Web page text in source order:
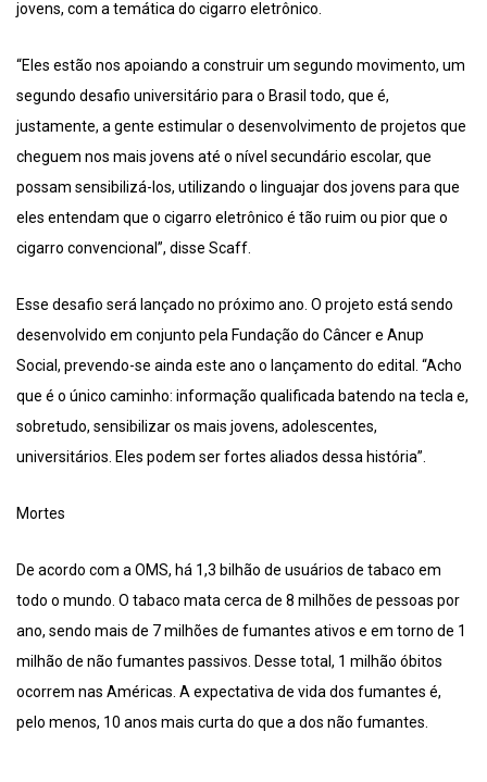
jovens, com a temática do cigarro eletrônico.
“Eles estão nos apoiando a construir um segundo movimento, um
segundo desafio universitário para o Brasil todo, que é,
justamente, a gente estimular o desenvolvimento de projetos que
cheguem nos mais jovens até o nível secundário escolar, que
possam sensibilizá-los, utilizando o linguajar dos jovens para que
eles entendam que o cigarro eletrônico é tão ruim ou pior que o
cigarro convencional”, disse Scaff.
Esse desafio será lançado no próximo ano. O projeto está sendo
desenvolvido em conjunto pela Fundação do Câncer e Anup
Social, prevendo-se ainda este ano o lançamento do edital. “Acho
que é o único caminho: informação qualificada batendo na tecla e,
sobretudo, sensibilizar os mais jovens, adolescentes,
universitários. Eles podem ser fortes aliados dessa história”.
Mortes
De acordo com a OMS, há 1,3 bilhão de usuários de tabaco em
todo o mundo. O tabaco mata cerca de 8 milhões de pessoas por
ano, sendo mais de 7 milhões de fumantes ativos e em torno de 1
milhão de não fumantes passivos. Desse total, 1 milhão óbitos
ocorrem nas Américas. A expectativa de vida dos fumantes é,
pelo menos, 10 anos mais curta do que a dos não fumantes.